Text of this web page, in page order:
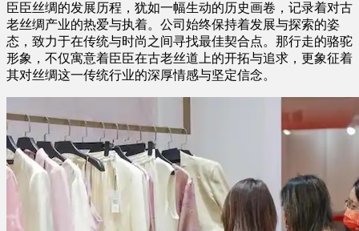
臣臣丝绸的发展历程，犹如一幅生动的历史画卷，记录着对古
老丝绸产业的热爱与执着。公司始终保持着发展与探索的姿
态，致力于在传统与时尚之间寻找最佳契合点。那行走的骆驼
形象，不仅寓意着臣臣在古老丝道上的开拓与追求，更象征着
其对丝绸这一传统行业的深厚情感与坚定信念。